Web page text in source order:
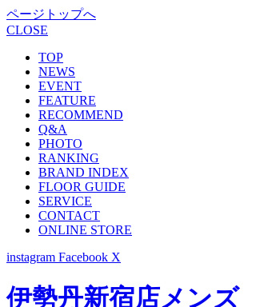
ページトップへ
CLOSE
TOP
NEWS
EVENT
FEATURE
RECOMMEND
Q&A
PHOTO
RANKING
BRAND INDEX
FLOOR GUIDE
SERVICE
CONTACT
ONLINE STORE
instagram Facebook X
伊勢丹新宿店メンズ